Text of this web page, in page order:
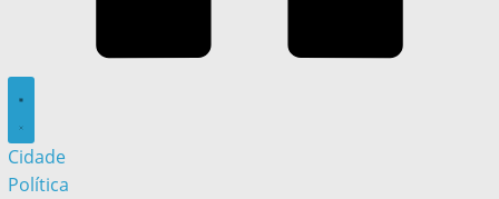
Cidade
Política